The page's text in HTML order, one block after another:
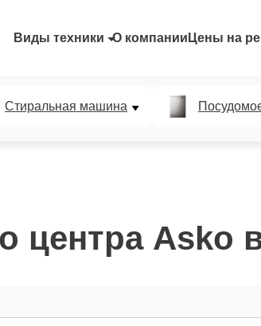
Виды техники О компании Цены на
Стиральная машина
центра Asko